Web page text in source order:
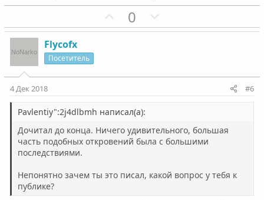
П
о
т
н
ы
й
о
0
е
т
ы
й
о
Flycofx
Посетитель
4 Дек 2018 #6
Pavlentiy":2j4dlbmh написал(а):
Дочитал до конца. Ничего удивительного, большая
часть подобных откровений была с большими
последствиями.
Непонятно зачем ты это писал, какой вопрос у тебя к
публике?